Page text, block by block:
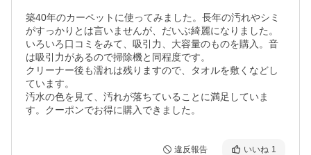
築40年のカーペットに使ってみました。長年の汚れやシミ
がすっかりとは言いませんが、だいぶ綺麗になりました。
いろいろ口コミをみて、吸引力、大容量のものを購入。音
は吸引力があるので掃除機と同程度です。
クリーナー後も濡れは残りますので、タオルを敷くなどし
ています。
汚水の色を見て、汚れが落ちていることに満足していま
す。クーポンでお得に購入できました。
違反報告 いいね 1